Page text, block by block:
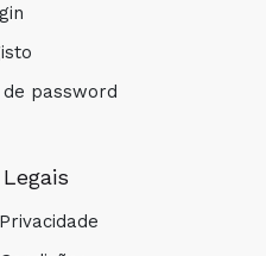
de password